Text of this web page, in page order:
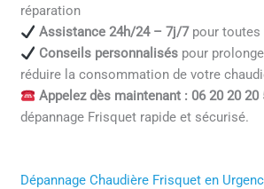
réparation
Assistance 24h/24 – 7j/7pour toutes
Conseils personnaliséspour
réduire la consommation de votre
Appelez dès maintenant : 06 20 20 20
dépannage Frisquet rapide et sécurisé.
Dépannage Chaudière Frisquet en